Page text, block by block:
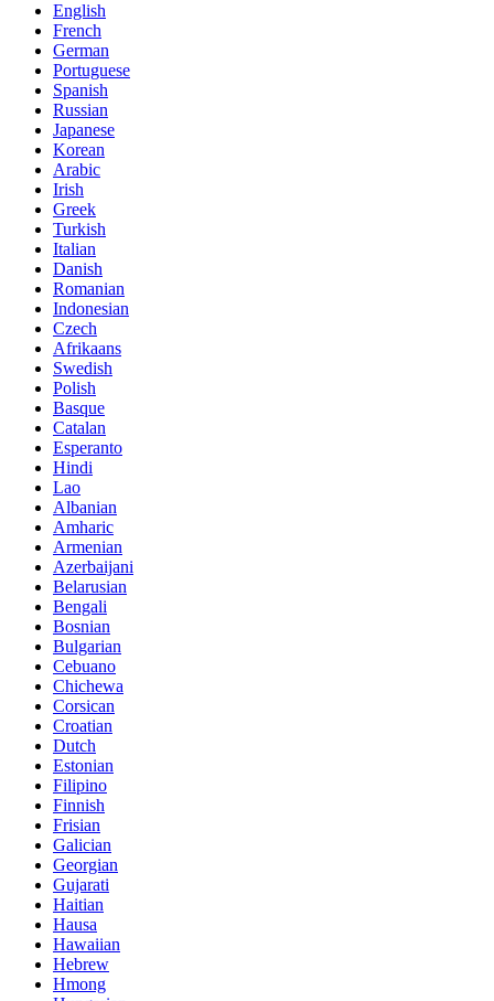
English
French
German
Portuguese
Spanish
Russian
Japanese
Korean
Arabic
Irish
Greek
Turkish
Italian
Danish
Romanian
Indonesian
Czech
Afrikaans
Swedish
Polish
Basque
Catalan
Esperanto
Hindi
Lao
Albanian
Amharic
Armenian
Azerbaijani
Belarusian
Bengali
Bosnian
Bulgarian
Cebuano
Chichewa
Corsican
Croatian
Dutch
Estonian
Filipino
Finnish
Frisian
Galician
Georgian
Gujarati
Haitian
Hausa
Hawaiian
Hebrew
Hmong